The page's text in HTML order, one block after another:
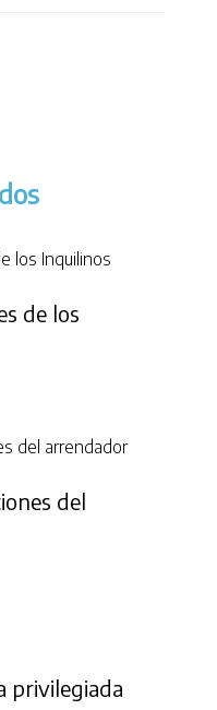
de los
del
privilegiada